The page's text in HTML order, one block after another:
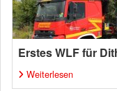
Erstes WLF für
Weiterlesen